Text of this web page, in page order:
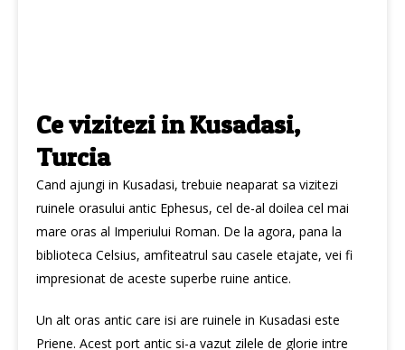
Ce vizitezi in Kusadasi,
Turcia
Cand ajungi in Kusadasi, trebuie neaparat sa vizitezi
ruinele orasului antic Ephesus, cel de-al doilea cel mai
mare oras al Imperiului Roman. De la agora, pana la
biblioteca Celsius, amfiteatrul sau casele etajate, vei fi
impresionat de aceste superbe ruine antice.
Un alt oras antic care isi are ruinele in Kusadasi este
Priene. Acest port antic si-a vazut zilele de glorie intre